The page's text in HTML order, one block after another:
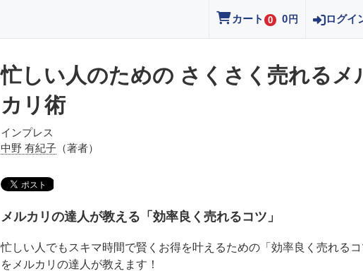
カート 0 0 円 ログイ
忙しい人のための さくさく売れるメ
カリ術
インプレス
中野 有紀子 （著者）
メルカリの達人が教える「効率良く売れるコツ」
忙しい人でもスキマ時間で賢くお得を叶えるための「効率良く売れる
をメルカリの達人が教えます！